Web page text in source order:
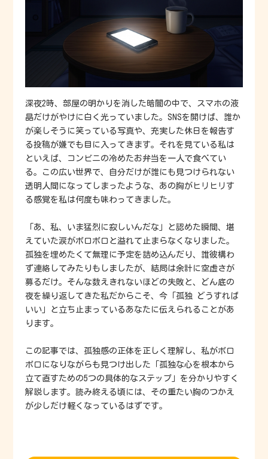
深夜2時、部屋の明かりを消した暗闇の中で、スマホの液
晶だけがやけに白く光っていました。SNSを開けば、誰か
が楽しそうに笑っている写真や、充実した休日を報告す
る投稿が嫌でも目に入ってきます。それを見ている私は
といえば、コンビニの冷めたお弁当を一人で食べてい
る。この広い世界で、自分だけが誰にも見つけられない
透明人間になってしまったような、あの胸がヒリヒリす
る感覚を私は何度も味わってきました。
「あ、私、いま猛烈に寂しいんだな」と認めた瞬間、堪
えていた涙がボロボロと溢れて止まらなくなりました。
孤独を埋めたくて無理に予定を詰め込んだり、誰彼構わ
ず連絡してみたりもしましたが、結局は余計に空虚さが
募るだけ。そんな数えきれないほどの失敗と、どん底の
夜を繰り返してきた私だからこそ、今「孤独 どうすれば
いい」と立ち止まっているあなたに伝えられることがあ
ります。
この記事では、孤独感の正体を正しく理解し、私がボロ
ボロになりながらも見つけ出した「孤独な心を根本から
立て直すための5つの具体的なステップ」を分かりやすく
解説します。読み終える頃には、その重たい胸のつかえ
が少しだけ軽くなっているはずです。